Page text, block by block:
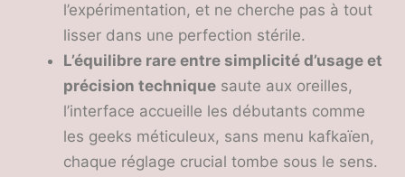
l’expérimentation, et ne cherche pas à tout
lisser dans une perfection stérile.
L’équilibre rare entre simplicité d’usage et
précision technique saute aux oreilles,
l’interface accueille les débutants comme
les geeks méticuleux, sans menu kafkaïen,
chaque réglage crucial tombe sous le sens.